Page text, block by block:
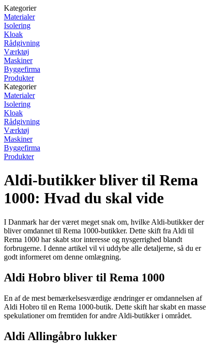
Kategorier
Materialer
Isolering
Kloak
Rådgivning
Værktøj
Maskiner
Byggefirma
Produkter
Kategorier
Materialer
Isolering
Kloak
Rådgivning
Værktøj
Maskiner
Byggefirma
Produkter
Aldi-butikker bliver til Rema
1000: Hvad du skal vide
I Danmark har der været meget snak om, hvilke Aldi-butikker der
bliver omdannet til Rema 1000-butikker. Dette skift fra Aldi til
Rema 1000 har skabt stor interesse og nysgerrighed blandt
forbrugerne. I denne artikel vil vi uddybe alle detaljerne, så du er
godt informeret om denne omlægning.
Aldi Hobro bliver til Rema 1000
En af de mest bemærkelsesværdige ændringer er omdannelsen af
Aldi Hobro til en Rema 1000-butik. Dette skift har skabt en masse
spekulationer om fremtiden for andre Aldi-butikker i området.
Aldi Allingåbro lukker